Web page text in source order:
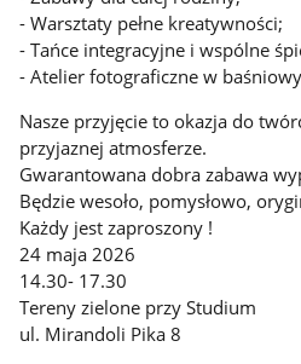
- Warsztaty pełne kreatywności;
- Tańce integracyjne i wspólne
- Atelier fotograficzne w
Nasze przyjęcie to okazja do
przyjaznej atmosferze.
Gwarantowana dobra zabawa
Będzie wesoło, pomysłowo,
Każdy jest zaproszony !
24 maja 2026
14.30- 17.30
Tereny zielone przy Studium
ul. Mirandoli Pika 8